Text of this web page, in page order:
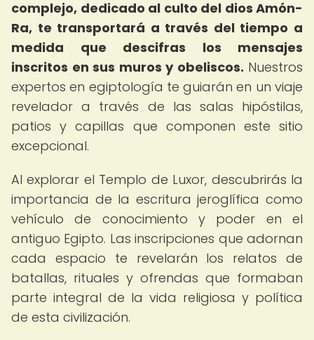
complejo, dedicado al culto del dios Amón-
Ra, te transportará a través del tiempo a
medida que descifras los mensajes
inscritos en sus muros y obeliscos. Nuestros
expertos en egiptología te guiarán en un viaje
revelador a través de las salas hipóstilas,
patios y capillas que componen este sitio
excepcional.
Al explorar el Templo de Luxor, descubrirás la
importancia de la escritura jeroglífica como
vehículo de conocimiento y poder en el
antiguo Egipto. Las inscripciones que adornan
cada espacio te revelarán los relatos de
batallas, rituales y ofrendas que formaban
parte integral de la vida religiosa y política
de esta civilización.